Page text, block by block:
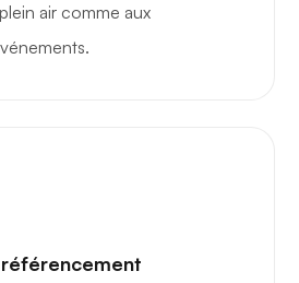
air comme aux